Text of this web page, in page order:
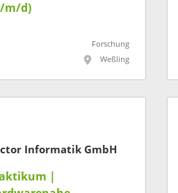
m/d)
Forschung
Weßling
Informatik GmbH
|